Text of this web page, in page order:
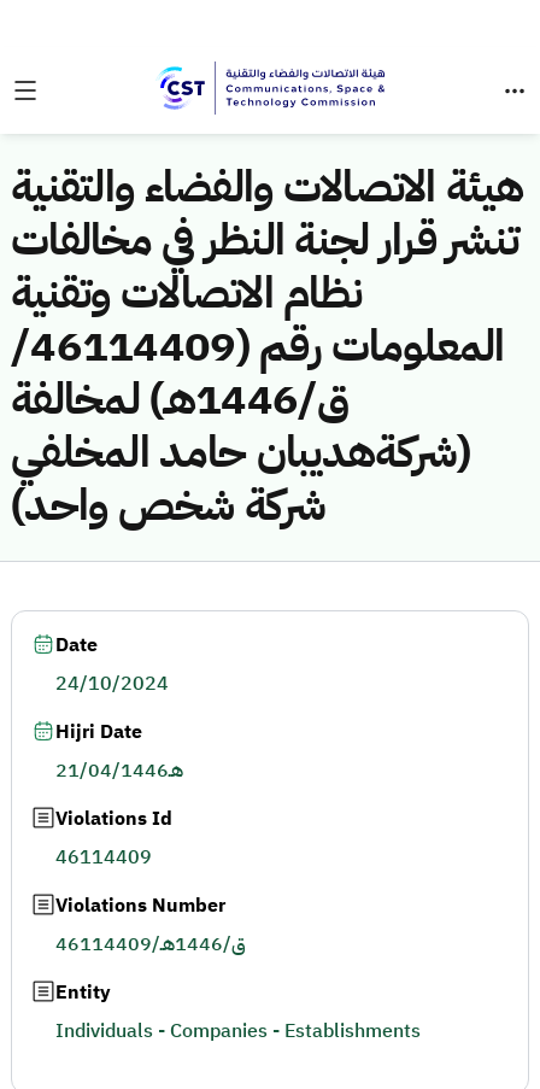
هيئة الاتصالات والفضاء والتقنية
تنشر قرار لجنة النظر في مخالفات
نظام الاتصالات وتقنية
المعلومات رقم (46114409/
ق/1446هـ) لمخالفة
(شركةهديبان حامد المخلفي
شركة شخص واحد)
Date
24/10/2024
Hijri Date
21/04/1446هـ
Violations Id
46114409
Violations Number
46114409/ق/1446هـ
Entity
Individuals - Companies - Establishments